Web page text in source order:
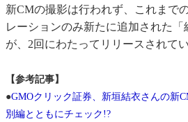
新CMの撮影は行われず、これまで
レーションのみ新たに追加された
が、2回にわたってリリースされてい
【参考記事】
●GMOクリック証券、新垣結衣さんの新
別編とともにチェック!?